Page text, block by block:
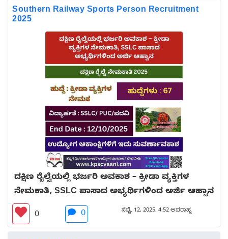
Southern Railway Sports Person Recruitment
2025
ದಕ್ಷಿಣ ರೈಲ್ವೆಯಲ್ಲಿ ಭರ್ಜರಿ ಅವಕಾಶ – ಕ್ರೀಡಾ ವ್ಯಕ್ತಿಗಳ
ನೇಮಕಾತಿ, SSLC ಪಾಸಾದ ಅಭ್ಯರ್ಥಿಗಳಿಂದ ಅರ್ಜಿ ಆಹ್ವಾನ
0 0 ಸೆಪ್ಟೆ. 12, 2025, 4:52 ಅಪರಾಹ್ನ